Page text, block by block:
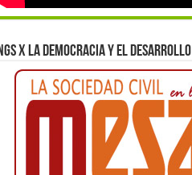
x la democracia y el desarrollo